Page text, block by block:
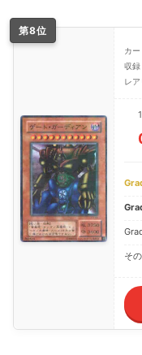
第8位
カー
収録
レア
そ